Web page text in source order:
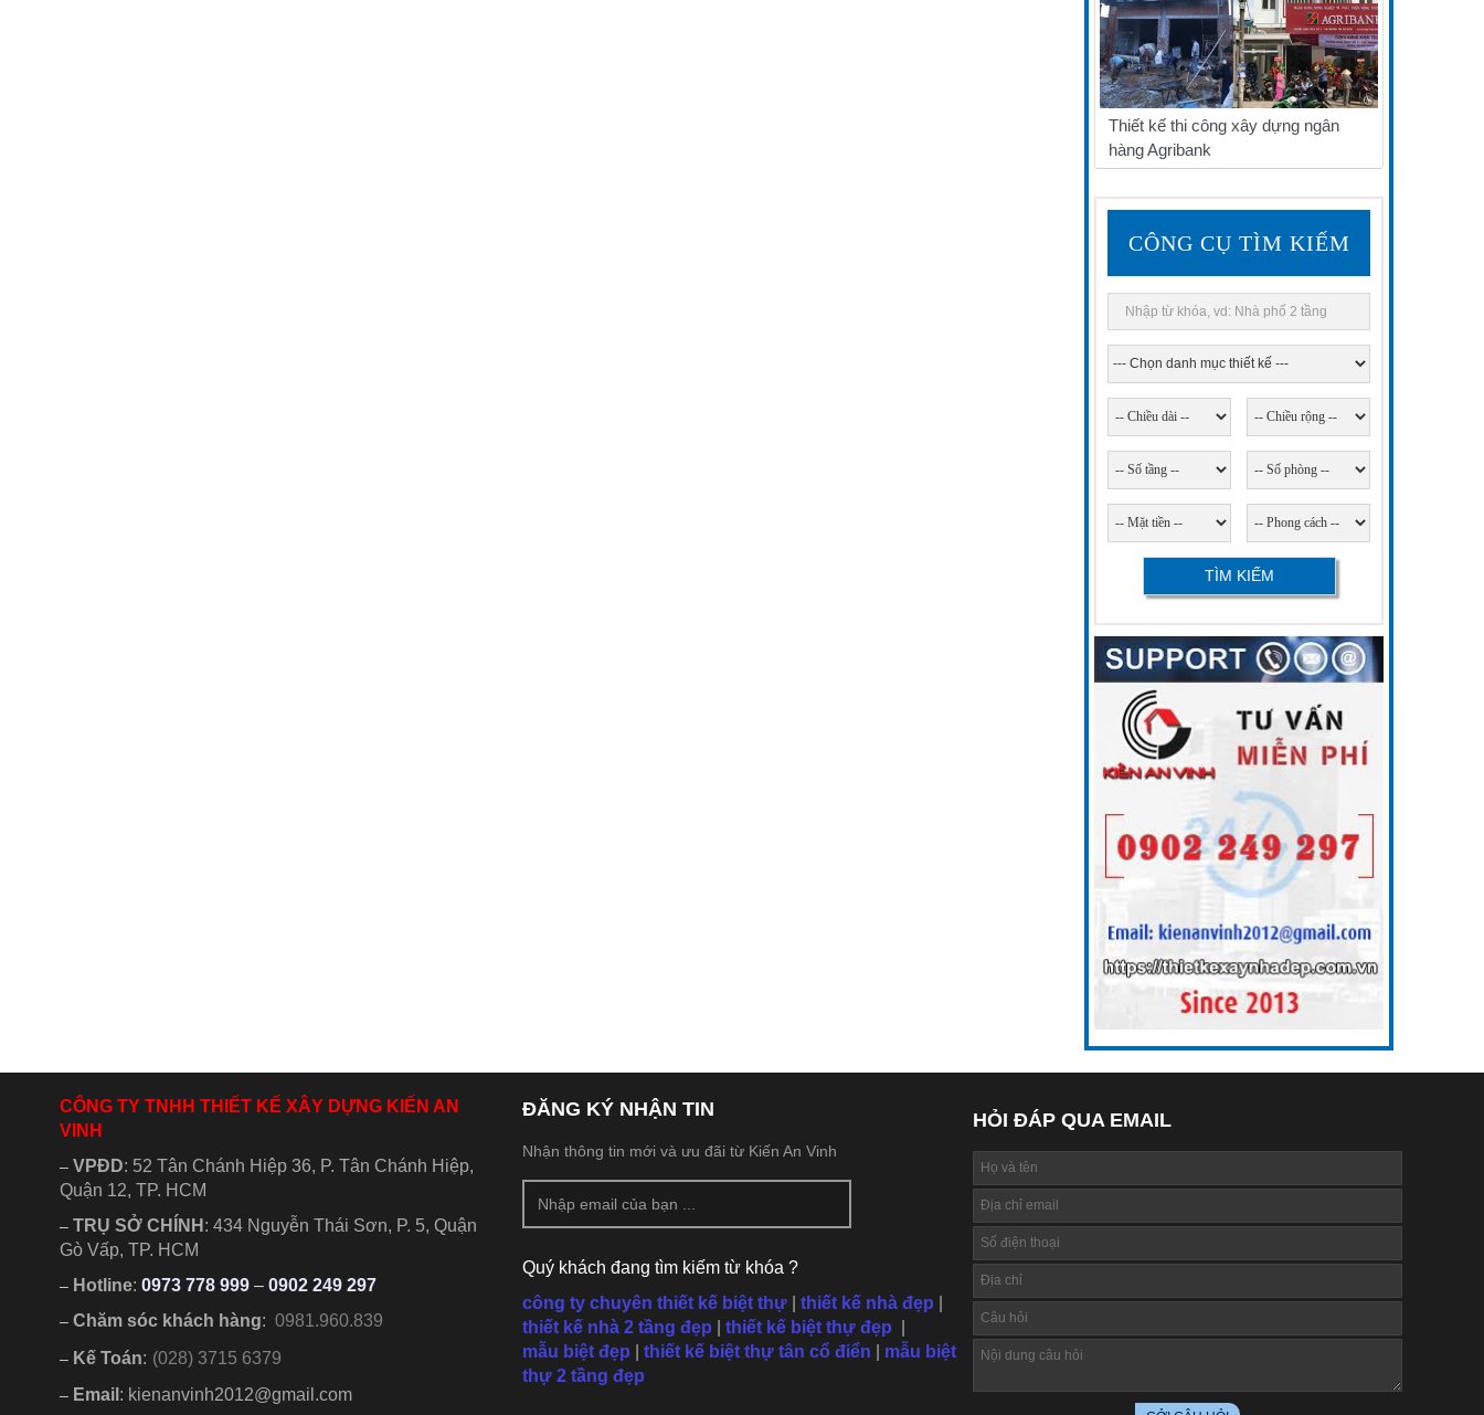
Thiết kế thi công xây dựng ngân
hàng Agribank
CÔNG CỤ TÌM KIẾM
CÔNG TY TNHH THIẾT KẾ XÂY DỰNG KIẾN AN
VINH
– VPĐD: 52 Tân Chánh Hiệp 36, P. Tân Chánh Hiệp,
Quận 12, TP. HCM
– TRỤ SỞ CHÍNH : 434 Nguyễn Thái Sơn, P. 5, Quận
Gò Vấp, TP. HCM
– Hotline: 0973 778 999– 0902 249 297
– Chăm sóc khách hàng: 0981.960.839
– Kế Toán: (028) 3715 6379
– Email : kienanvinh2012@gmail.com
ĐĂNG KÝ NHẬN TIN
Nhận thông tin mới và ưu đãi từ Kiến An Vinh
Quý khách đang tìm kiếm từ khóa ?
công ty chuyên thiết kế biệt thự| thiết kế nhà đẹp
thiết kế nhà 2 tầng đẹp
thiết kế biệt thự đẹp
mẫu biệt đẹp thiết kế biệt thự tân cổ điển
mẫu biệt
thự 2 tầng đẹp
HỎI ĐÁP QUA EMAIL